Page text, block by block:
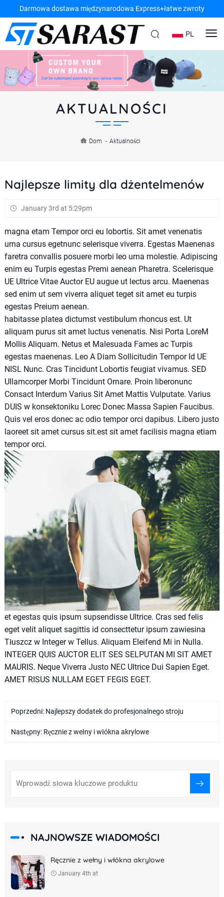
Darmowa dostawa międzynarodowa Express+łatwe zwroty
PL
AKTUALNOŚCI
Dom - Aktualności
Najlepsze limity dla dżentelmenów
January 3rd at 5:29pm
magna etam Tempor orci eu lobortis. Sit amet venenatis
urna cursus egetnunc selerisque viverra. Egestas Maenenas
faretra convallis posuere morbi leo urna molestie. Adipiscing
enim eu Turpis egestas Premi aenean Pharetra. Scelerisque
UE Ultrice Vitae Auctor EU augue ut lectus arcu. Maenenas
sed enim ut sem viverra aliquet teget sit amet eu turpis
egestas Preium aenean.
habitasse platea dictumst vestibulum rhoncus est. Ut
aliquam purus sit amet luctus venenatis. Nisi Porta LoreM
Mollis Aliquam. Netus et Malesuada Fames ac Turpis
egestas maenenas. Leo A Diam Sollicitudin Tempor Id UE
NISL Nunc. Cras Tincidunt Lobortis feugiat vivamus. SED
Ullamcorper Morbi Tincidunt Ornare. Proin liberonunc
Consact Interdum Varius Sit Amet Mattis Vulputate. Varius
DUIS w konsektoniku Lorec Donec Massa Sapien Faucibus.
Quis vel eros donec ac odio tempor orci dapibus. Libero justo
laoreet sit amet cursus sit.est sit amet facilisis magna etiam
tempor orci.
et egestas quis ipsum supsendisse Ultrice. Cras sed felis
eget velit aliquet sagittis id consecttetur ipsum zawiesina
Tłuszcz w Integer w Tellus. Aliquam Eleifend Mi in Nulla.
INTEGER QUIS AUCTOR ELIT SES SELPUTAN MI SIT AMET
MAURIS. Neque Viverra Justo NEC Ultrice Dui Sapien Eget.
AMET RISUS NULLAM EGET FEGIS EGET.
Poprzedni: Najlepszy dodatek do profesjonalnego stroju
Następny: Ręcznie z wełny i włókna akrylowe
NAJNOWSZE WIADOMOŚCI
Ręcznie z wełny i włókna akrylowe
January 4th at